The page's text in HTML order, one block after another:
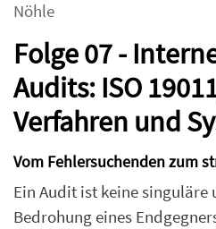
Nöhle
Folge 07 -
Audits: ISO
Verfahren und
Vom Fehlersuchenden zum
Ein Audit ist keine singuläre
Bedrohung eines